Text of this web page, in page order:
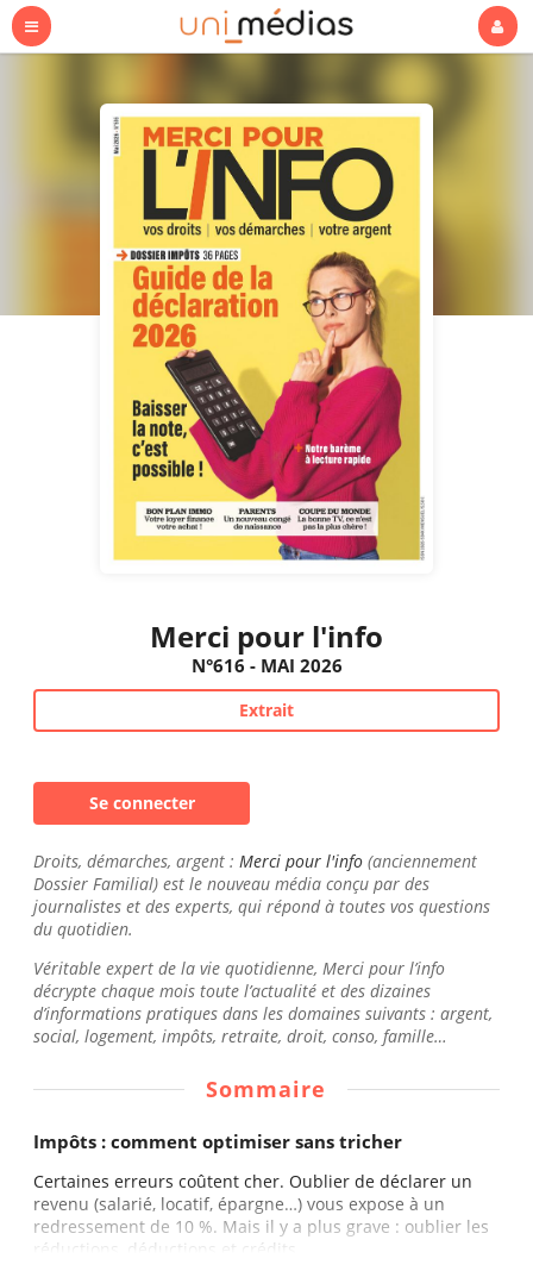
Merci pour l'info
N°616 - MAI 2026
Extrait
Se connecter
Droits, démarches, argent : Merci pour l'info (anciennement
Dossier Familial) est le nouveau média conçu par des
journalistes et des experts, qui répond à toutes vos questions
du quotidien.
Véritable expert de la vie quotidienne, Merci pour l’info
décrypte chaque mois toute l’actualité et des dizaines
d’informations pratiques dans les domaines suivants : argent,
social, logement, impôts, retraite, droit, conso, famille…
Sommaire
Impôts : comment optimiser sans tricher
Certaines erreurs coûtent cher. Oublier de déclarer un
revenu (salarié, locatif, épargne…) vous expose à un
redressement de 10 %. Mais il y a plus grave : oublier les
réductions, déductions et crédits...